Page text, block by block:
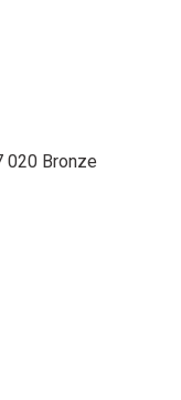
020 Bronze